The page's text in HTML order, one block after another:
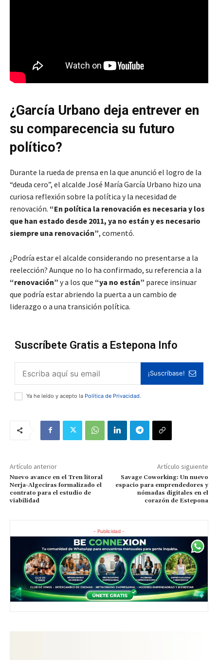
¿García Urbano deja entrever en
su comparecencia su futuro
político?
Durante la rueda de prensa en la que anunció el logro de la
“deuda cero”, el alcalde José María García Urbano hizo una
curiosa reflexión sobre la política y la necesidad de
renovación. “En política la renovación es necesaria y los
que han estado desde 2011, ya no están y es necesario
siempre una renovación”, comentó.
¿Podría estar el alcalde considerando no presentarse a la
reelección? Aunque no lo ha confirmado, su referencia a la
“renovación” y a los que “ya no están” parece insinuar
que podría estar abriendo la puerta a un cambio de
liderazgo o a una transición política.
Suscríbete Gratis a Estepona Info
¡Suscríbase!
Ya he leído y acepto la Política de Privacidad.
Artículo anterior
Nuevo avance en el Tren litoral
Nerja-Algeciras formalizado el
contrato para el estudio de
viabilidad
Artículo siguiente
Savage Coworking: Un nuevo
espacio para emprendedores y
nómadas digitales en el
corazón de Estepona
- Publicidad -